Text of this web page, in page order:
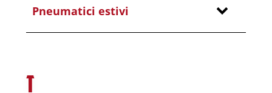
Pneumatici estivi
T